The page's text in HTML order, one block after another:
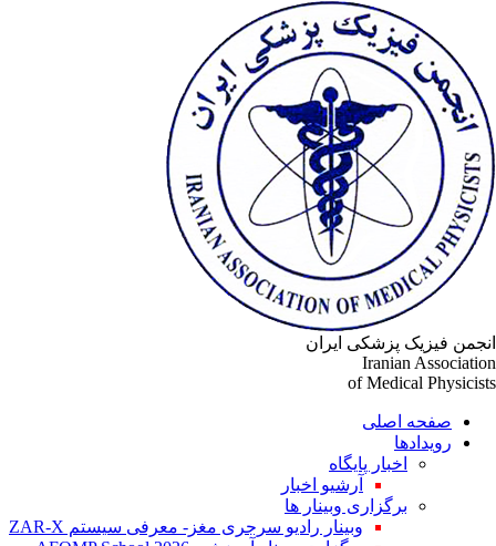
فیزیک پزشکی ایران
Iranian
of Medical
صفحه اصلی
رویدادها
اخبار پایگاه
آرشیو اخبار
برگزاری وبینار ها
وبینار رادیو سرجری مغز- معرفی سیستم ZAR-X